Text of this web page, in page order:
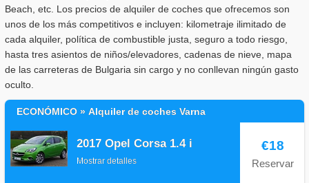
Beach, etc. Los precios de alquiler de coches que ofrecemos son
unos de los más competitivos e incluyen: kilometraje ilimitado de
cada alquiler, política de combustible justa, seguro a todo riesgo,
hasta tres asientos de niños/elevadores, cadenas de nieve, mapa
de las carreteras de Bulgaria sin cargo y no conllevan ningún gasto
oculto.
ECONÓMICO » Alquiler de coches Varna
2017 Opel Corsa 1.4 i
Mostrar detalles
€18
Reservar